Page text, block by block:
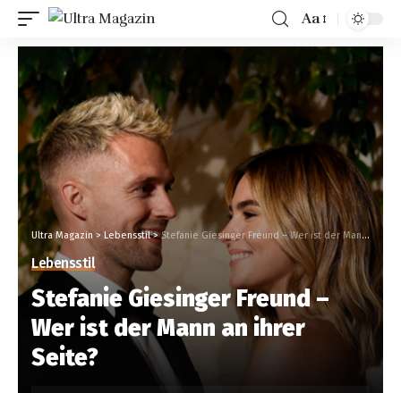
Aa
Ultra Magazin > Lebensstil>Stefanie Giesinger Freund – Wer ist der Mann an ihrer Seite?
Lebensstil
Stefanie Giesinger Freund –
Wer ist der Mann an ihrer
Seite?